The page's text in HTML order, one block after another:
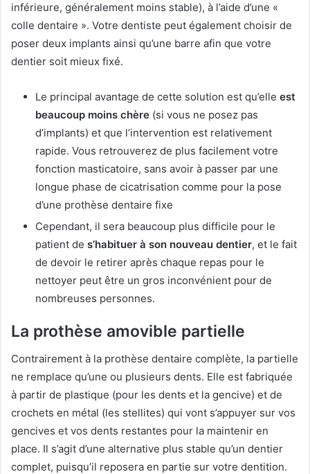
inférieure, généralement moins stable), à l’aide d’une «
colle dentaire ». Votre dentiste peut également choisir de
poser deux implants ainsi qu’une barre afin que votre
dentier soit mieux fixé.
Le principal avantage de cette solution est qu’elle est
beaucoup moins chère (si vous ne posez pas
d’implants) et que l’intervention est relativement
rapide. Vous retrouverez de plus facilement votre
fonction masticatoire, sans avoir à passer par une
longue phase de cicatrisation comme pour la pose
d’une prothèse dentaire fixe
Cependant, il sera beaucoup plus difficile pour le
patient de s’habituer à son nouveau dentier, et le fait
de devoir le retirer après chaque repas pour le
nettoyer peut être un gros inconvénient pour de
nombreuses personnes.
La prothèse amovible partielle
Contrairement à la prothèse dentaire complète, la partielle
ne remplace qu’une ou plusieurs dents. Elle est fabriquée
à partir de plastique (pour les dents et la gencive) et de
crochets en métal (les stellites) qui vont s’appuyer sur vos
gencives et vos dents restantes pour la maintenir en
place. Il s’agit d’une alternative plus stable qu’un dentier
complet, puisqu’il reposera en partie sur votre dentition.